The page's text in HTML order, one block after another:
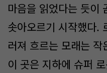
마음을 읽었다는 듯이
솟아오르기 시작했다.
러져 흐르는 모래는
이 곳은 지하에 슈퍼